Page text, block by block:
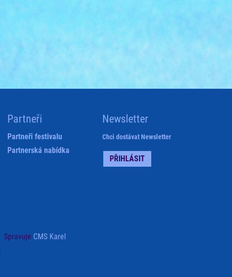
Partneři
Partneři festivalu
Partnerská nabídka
Newsletter
Chci dostávat Newsletter
PŘIHLÁSIT
Spravuje CMS Karel